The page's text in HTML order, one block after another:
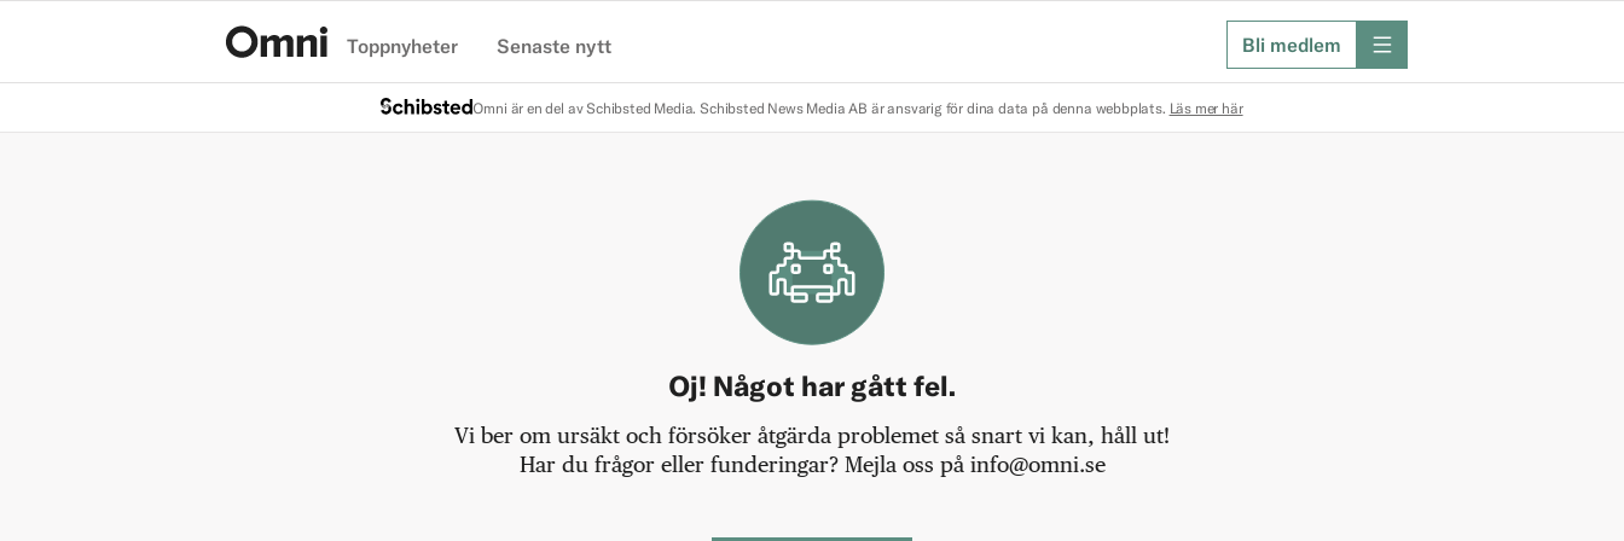
Toppnyheter Senaste nytt Bli medlem meny
Omni är en del av Schibsted Media. Schibsted News Media AB är ansvarig för dina data på denna webbplats. Läs mer här
Oj! Något har gått fel.
Vi ber om ursäkt och försöker åtgärda problemet så snart vi kan, håll ut!
Har du frågor eller funderingar? Mejla oss på info@omni.se